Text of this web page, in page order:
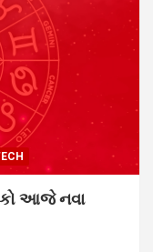
આજે નવા